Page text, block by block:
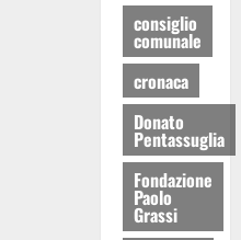
consiglio
comunale
cronaca
Donato
Pentassuglia
Fondazione
Paolo
Grassi